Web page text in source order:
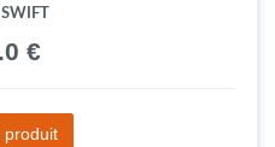
€
produit